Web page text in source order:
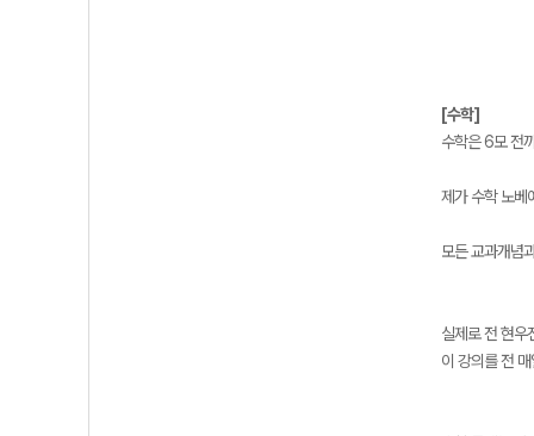
[수학]
수학은 6모 전
제가 수학 노베
모든 교과개념
실제로 전 현우
이 강의를 전